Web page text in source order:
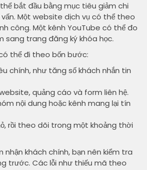
bắt đầu bằng mục tiêu giảm chi
Một website dịch vụ có thể theo
công. Một kênh YouTube có thể đo
sang trang đăng ký khóa học.
thể đi theo bốn bước:
chính, như tăng số khách nhắn tin
quảng cáo và form liên hệ.
nội dung hoặc kênh mang lại tín
rồi theo dõi trong một khoảng thời
nhận khách chính, bạn nên kiểm tra
trước. Các lỗi như thiếu mã theo